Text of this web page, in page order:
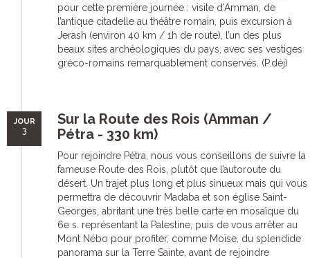
pour cette première journée : visite d’Amman, de
l’antique citadelle au théâtre romain, puis excursion à
Jerash (environ 40 km / 1h de route), l’un des plus
beaux sites archéologiques du pays, avec ses vestiges
gréco-romains remarquablement conservés. (P.déj)
JOUR
3
Sur la Route des Rois (Amman /
Pétra - 330 km)
Pour rejoindre Pétra, nous vous conseillons de suivre la
fameuse Route des Rois, plutôt que l’autoroute du
désert. Un trajet plus long et plus sinueux mais qui vous
permettra de découvrir Madaba et son église Saint-
Georges, abritant une très belle carte en mosaïque du
6e s. représentant la Palestine, puis de vous arrêter au
Mont Nébo pour profiter, comme Moïse, du splendide
panorama sur la Terre Sainte, avant de rejoindre